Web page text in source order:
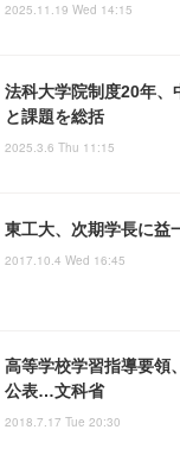
2025.11.19 Wed 14:15
法科大学院制度20年、
と課題を総括
2025.3.6 Thu 11:15
東工大、次期学長に益
2017.10.4 Wed 16:45
高等学校学習指導要領
公表…文科省
2018.7.17 Tue 20:30